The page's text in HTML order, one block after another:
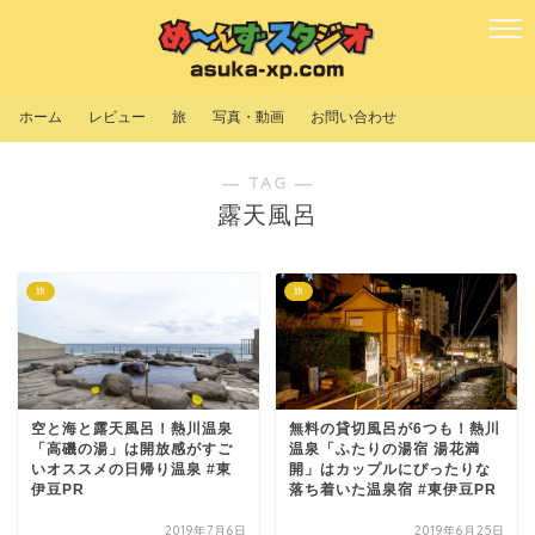
ホーム レビュー 旅 写真・動画 お問い合わせ
― TAG ―
露天風呂
旅
空と海と露天風呂！熱川温泉
「高磯の湯」は開放感がすご
いオススメの日帰り温泉 #東
伊豆PR
2019年7月6日
旅
無料の貸切風呂が6つも！熱川
温泉「ふたりの湯宿 湯花満
開」はカップルにぴったりな
落ち着いた温泉宿 #東伊豆PR
2019年6月25日